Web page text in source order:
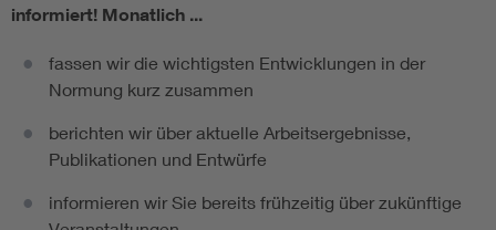
informiert! Monatlich ...
fassen wir die wichtigsten Entwicklungen in der
Normung kurz zusammen
berichten wir über aktuelle Arbeitsergebnisse,
Publikationen und Entwürfe
informieren wir Sie bereits frühzeitig über zukünftige